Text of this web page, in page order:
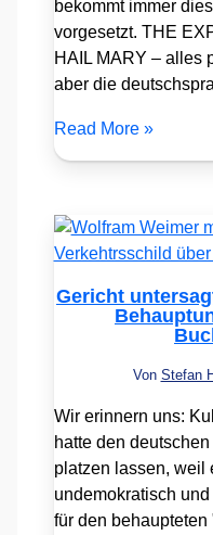
bekommt immer
vorgesetzt. THE
HAIL MARY – alles
aber die
Read More »
Gericht
Von Stefan
Wir erinnern uns:
hatte den
platzen lassen, weil
undemokratisch
für den